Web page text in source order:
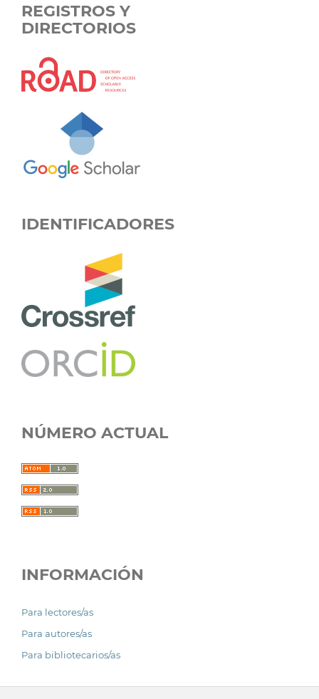
REGISTROS Y
DIRECTORIOS
IDENTIFICADORES
NÚMERO ACTUAL
INFORMACIÓN
Para lectores/as
Para autores/as
Para bibliotecarios/as